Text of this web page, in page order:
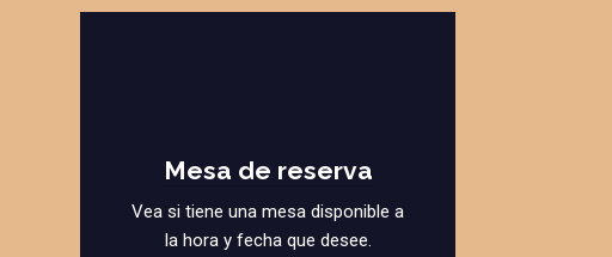
Mesa de reserva
Vea si tiene una mesa disponible a
la hora y fecha que desee.